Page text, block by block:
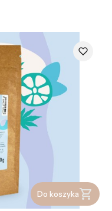
Do koszyka